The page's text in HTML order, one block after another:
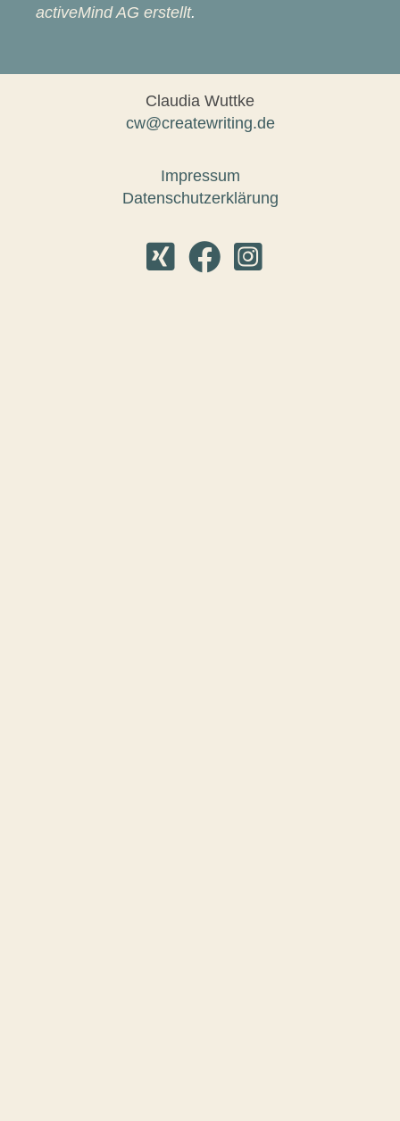
activeMind AG erstellt.
Claudia Wuttke
cw@createwriting.de
Impressum
Datenschutzerklärung